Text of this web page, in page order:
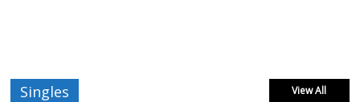
Singles View All